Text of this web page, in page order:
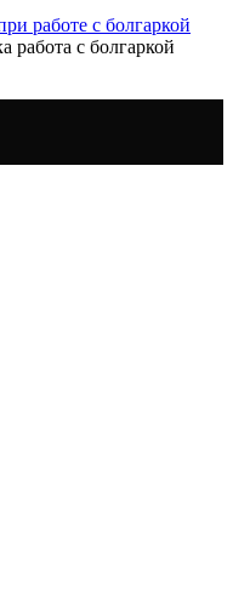
работе с болгаркой
работа с болгаркой